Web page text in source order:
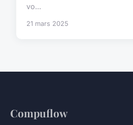
vo...
21 mars 2025
Compuflow